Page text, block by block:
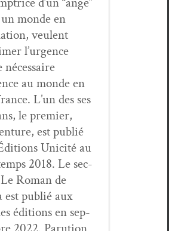
monde en
veu­lent
l’ur­gence
néces­saire
au monde en
L’un des ses
le pre­mier,
est pub­lié
Unic­ité au
2018. Le sec­
Roman de
est pub­lié aux
édi­tions en sep­